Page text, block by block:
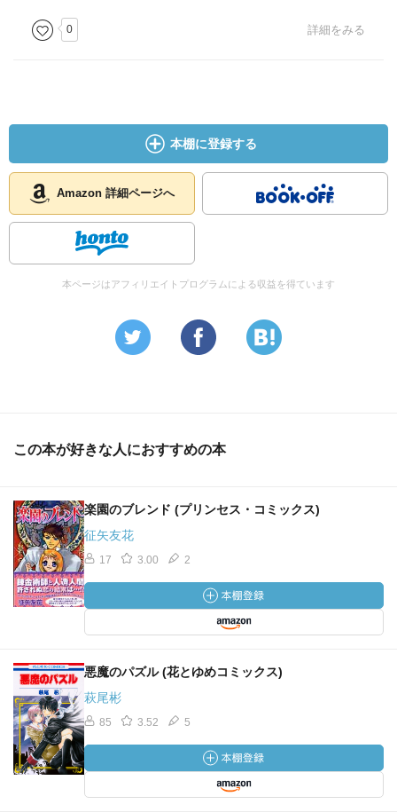
0 詳細をみる
本棚に登録する
Amazon 詳細ページへ
本ページはアフィリエイトプログラムによる収益を得ています
この本が好きな人におすすめの本
楽園のブレンド (プリンセス・コミックス)
征矢友花
17 3.00 2
悪魔のパズル (花とゆめコミックス)
萩尾彬
85 3.52 5